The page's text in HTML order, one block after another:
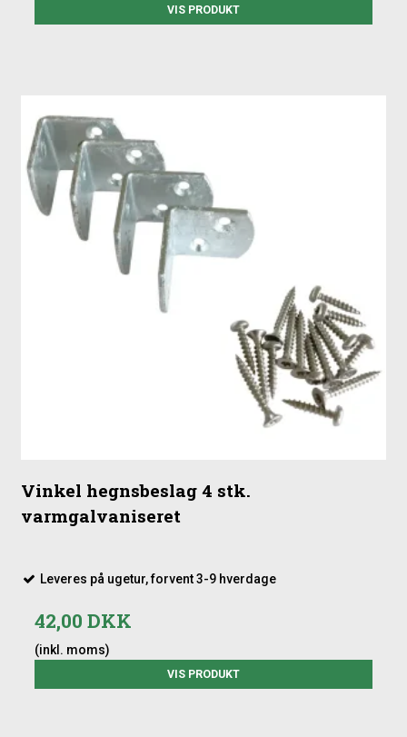
VIS PRODUKT
Vinkel hegnsbeslag 4 stk.
varmgalvaniseret
Leveres på ugetur, forvent 3-9 hverdage
42,00 DKK
(inkl. moms)
VIS PRODUKT